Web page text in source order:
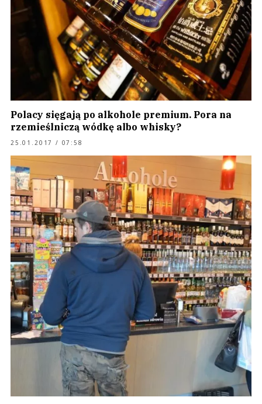
Polacy sięgają po alkohole premium. Pora na
rzemieślniczą wódkę albo whisky?
25.01.2017 / 07:58